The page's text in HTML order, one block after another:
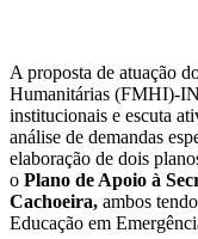
A proposta de atuação
Humanitárias (FMHI)-
institucionais e escuta
análise de demandas
elaboração de dois
o Plano de Apoio à
Cachoeira, ambos
Educação em